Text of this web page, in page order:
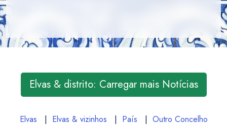
Elvas & distrito: Carregar mais Notícias
Elvas | Elvas & vizinhos | País | Outro Concelho